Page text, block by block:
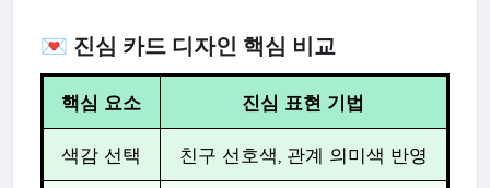
💌 진심 카드 디자인 핵심 비교
핵심 요소 진심 표현 기법
색감 선택 친구 선호색, 관계 의미색 반영